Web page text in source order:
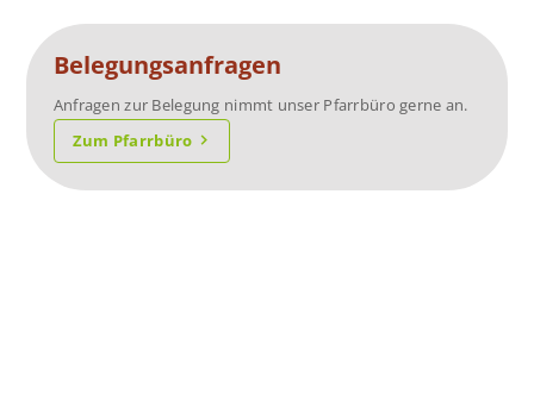
Belegungsanfragen
Anfragen zur Belegung nimmt unser Pfarrbüro gerne an.
Zum Pfarrbüro